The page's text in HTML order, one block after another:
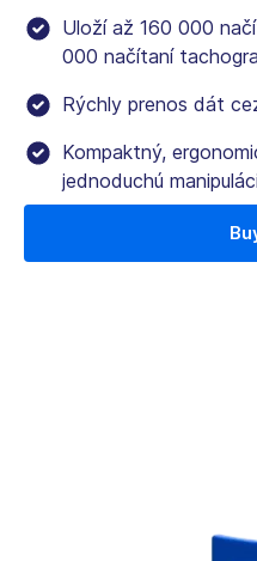
Uloží až 160 000
000 načítaní
Rýchly prenos dát
Kompaktný,
jednoduchú